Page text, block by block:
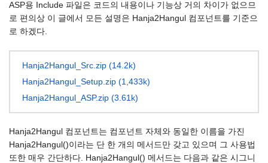
ASP용 Include 파일은 코드의 내용이나 기능상 거의 차이가 없으므
로 편의상 이 글에서 모든 설명은 Hanja2Hangul 컴포넌트를 기준으
로 하겠다.
Hanja2Hangul_Src.zip (14.2k)
Hanja2Hangul_Setup.zip (1,433k)
Hanja2Hangul_ASP.zip (3.61k)
Hanja2Hangul 컴포넌트는 컴포넌트 자체와 동일한 이름을 가진
Hanja2Hangul()이라는 단 한 개의 메서드만 갖고 있으며 그 사용법
또한 매우 간단하다. Hanja2Hangul() 메서드는 다음과 같은 시그니